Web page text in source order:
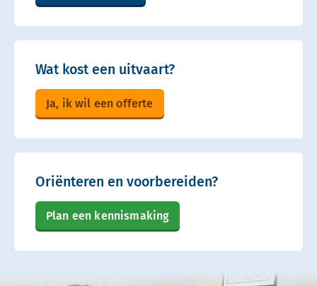
Wat kost een uitvaart?
Ja, ik wil een offerte
Oriënteren en voorbereiden?
Plan een kennismaking